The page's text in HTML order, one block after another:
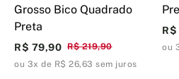
Grosso Bico Quadrado
Preta
R$ 219,90
R$ 79,90
ou 3x de R$ 26,63 sem juros
ou